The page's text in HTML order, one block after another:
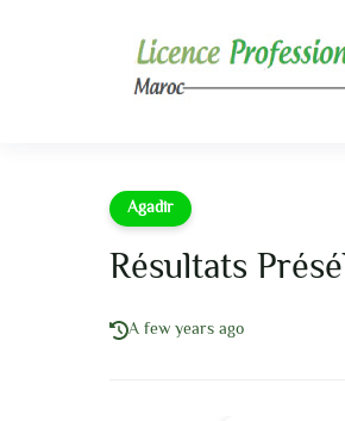
Agadir
Résultats
A few years ago